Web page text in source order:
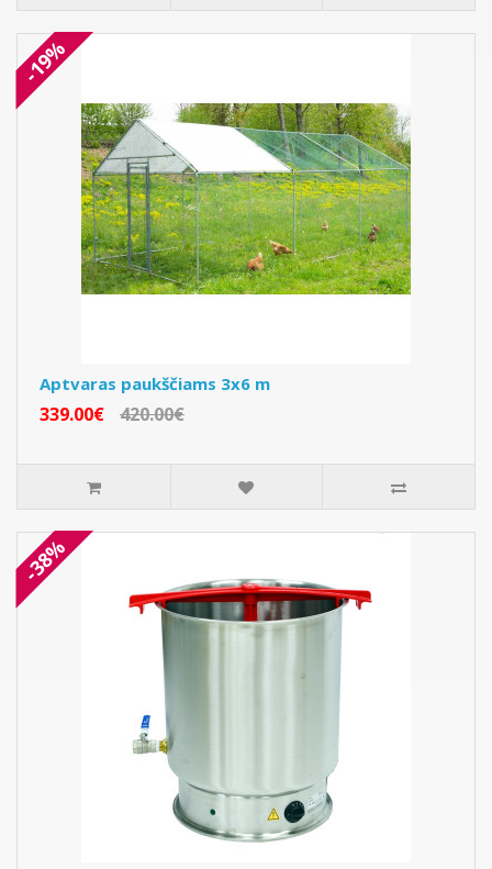
-19%
Aptvaras paukščiams 3x6 m
339.00€ 420.00€
-38%